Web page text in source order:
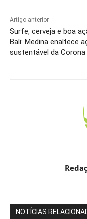
Artigo anterior
Surfe, cerveja e boa
Bali: Medina enaltece
sustentável da Corona
NOTÍCIAS